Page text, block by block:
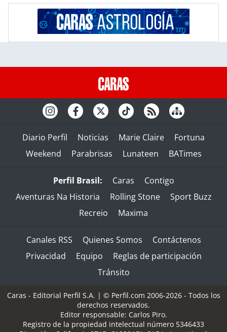
Diario Perfil Noticias Marie Claire
Fortuna
Weekend
Parabrisas Lunateen BATimes
Perfil Brasil: Caras
Contigo
Aventuras Na Historia
Rolling Stone
Sport Buzz
Recreio
Maxima
Canales RSS Quienes Somos
Contáctenos
Privacidad
Equipo
Reglas de participación
Tránsito
Caras - Editorial Perfil S.A. | © Perfil.com 2006-2026 - Todos los
derechos reservados.
Editor responsable: Carlos Piro.
Registro de la propiedad intelectual número 5346433